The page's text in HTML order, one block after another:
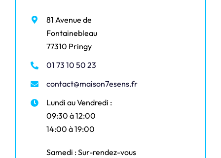
81 Avenue de
Fontainebleau
77310 Pringy
01 73 10 50 23
contact@maison7esens.fr
Lundi au Vendredi :
09:30 à 12:00
14:00 à 19:00
Samedi : Sur-rendez-vous